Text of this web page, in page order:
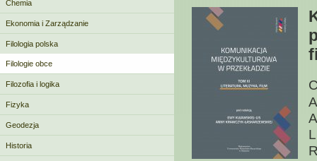
Chemia
Ekonomia i Zarządzanie
Filologia polska
Filologie obce
Filozofia i logika
Fizyka
Geodezja
Historia